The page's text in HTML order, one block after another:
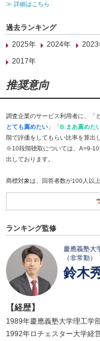
≫ 詳細はこちら
過去ランキング
2025年
2024年 2023
2017年
推奨意向
調査企業のサービス利用者に、「
とても薦めたい 」「B:まあ薦めた
階で評価をしてもらい比率を算出
※10段階聴取については、A=9-
出しております。
商標対象は、回答者数が100人以上
ランキング監修
慶應義塾大
（非常勤）
鈴木
【経歴】
1989年慶應義塾大学理工学
1992年ロチェスター大学経